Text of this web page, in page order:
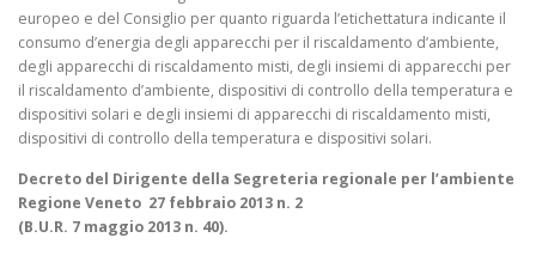
europeo e del Consiglio per quanto riguarda l’etichettatura indicante il
consumo d’energia degli apparecchi per il riscaldamento d’ambiente,
degli apparecchi di riscaldamento misti, degli insiemi di apparecchi per
il riscaldamento d’ambiente, dispositivi di controllo della temperatura e
dispositivi solari e degli insiemi di apparecchi di riscaldamento misti,
dispositivi di controllo della temperatura e dispositivi solari.
Decreto del Dirigente della Segreteria regionale per l’ambiente
Regione Veneto 27 febbraio 2013 n. 2
(B.U.R. 7 maggio 2013 n. 40).